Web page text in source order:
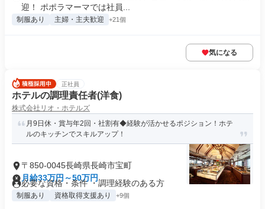
迎！ ポポラマーマでは社員...
制服あり 主婦・主夫歓迎 +21個
気になる
正社員
ホテルの調理責任者(洋食)
株式会社リオ・ホテルズ
月9日休・賞与年2回・社割有◆経験が活かせるポジション！ホテ
ルのキッチンでスキルアップ！
〒850-0045長崎県長崎市宝町
月給33万円～50万円
必要な資格・条件 ・調理経験のある方
制服あり 資格取得支援あり +9個